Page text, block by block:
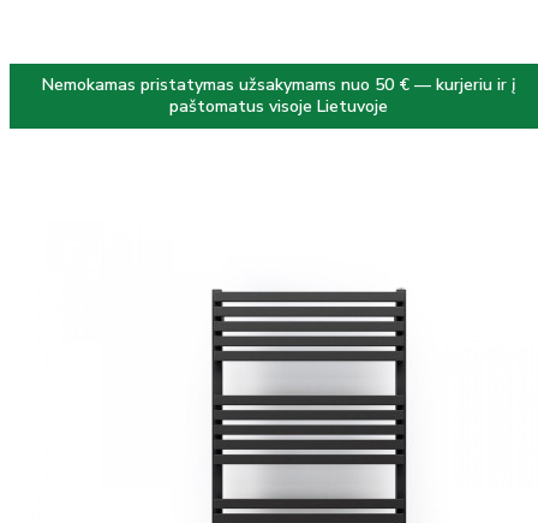
Nemokamas pristatymas užsakymams nuo 50 € — kurjeriu ir į
paštomatus visoje Lietuvoje